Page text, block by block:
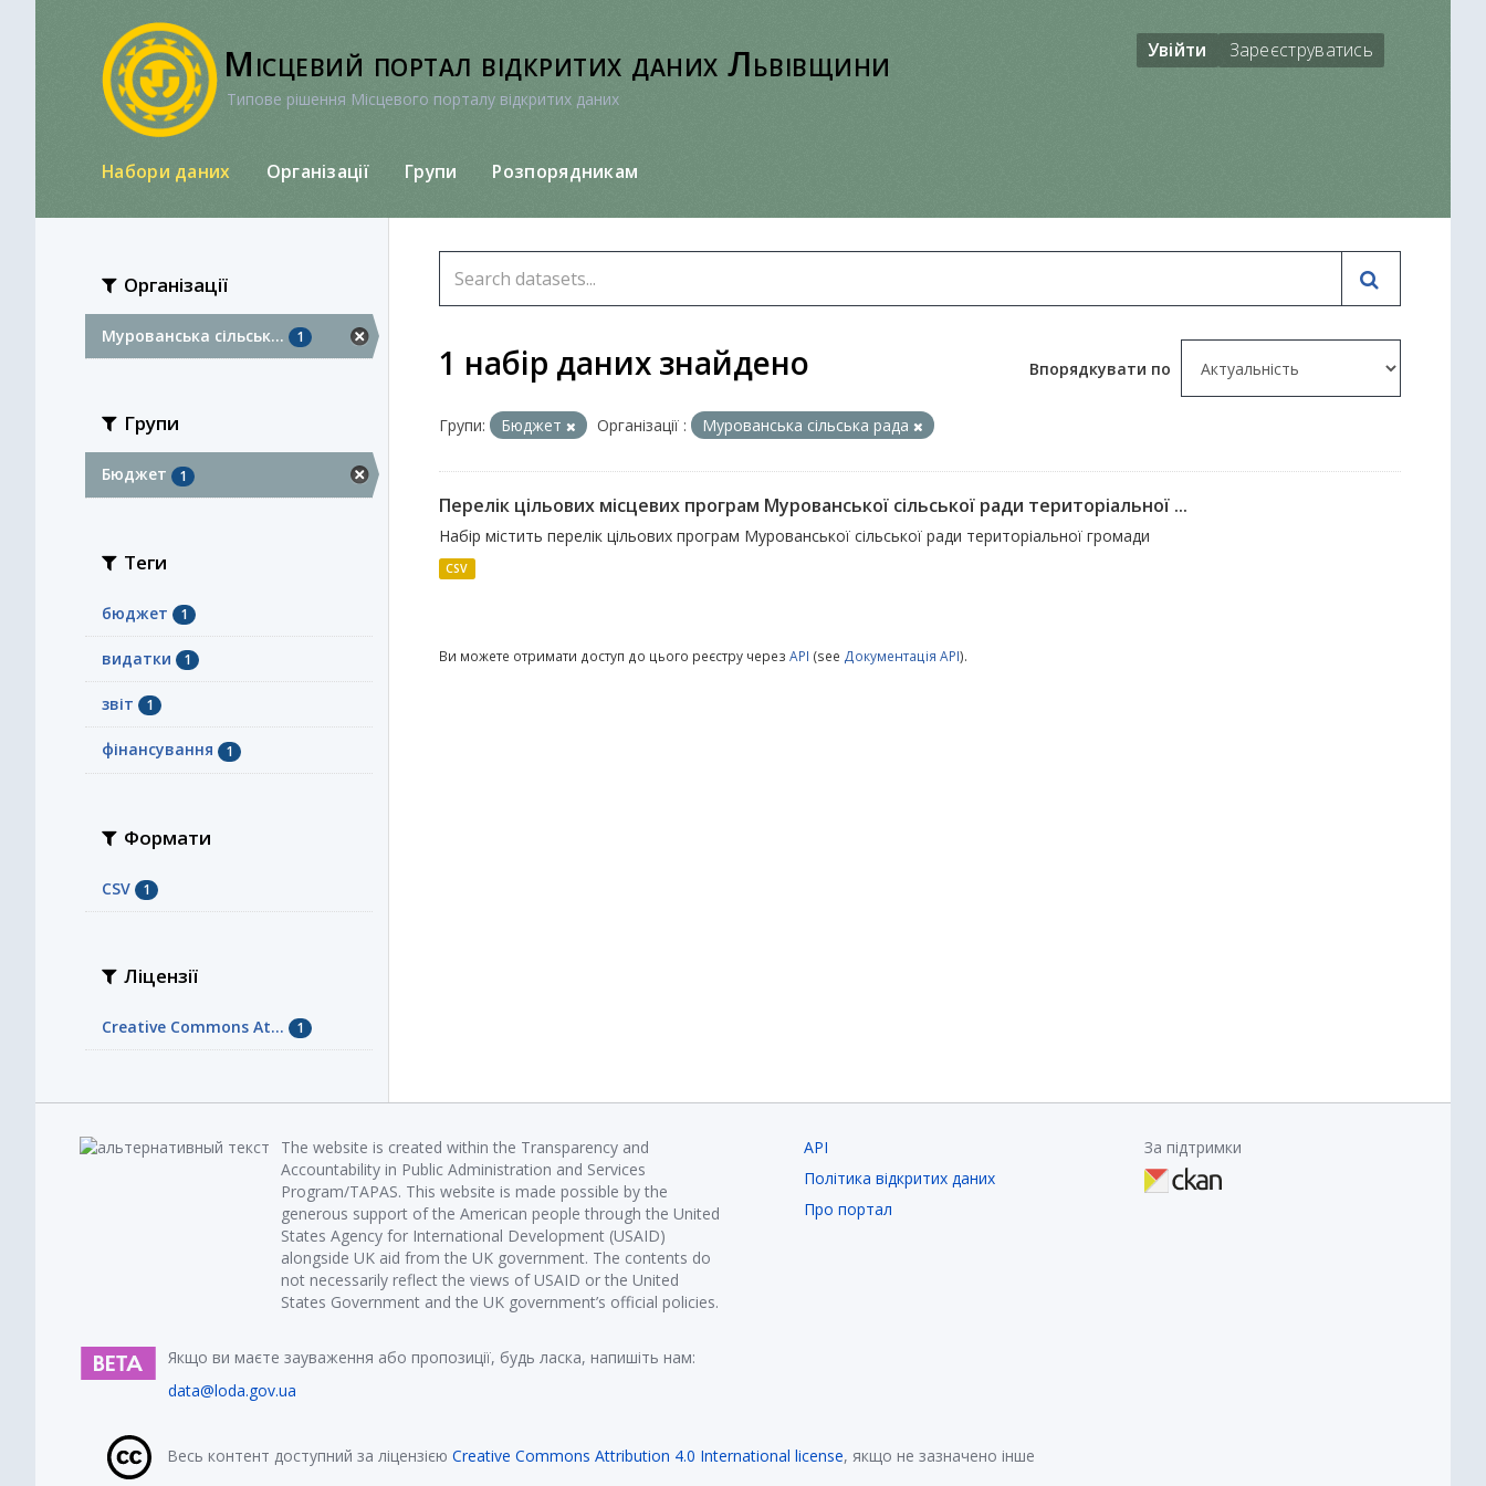
Місцевий портал відкритих даних Львівщини
Типове рішення Місцевого порталу відкритих даних
Увійти Зареєструватись
Набори даних Організації Групи Розпорядникам
Організації
Мурованська сільськ... 1
Групи
Бюджет 1
Теги
бюджет 1
видатки 1
звіт 1
фінансування 1
Формати
CSV 1
Ліцензії
Creative Commons At... 1
Впорядкувати по
1 набір даних знайдено
Групи: Бюджет Організації : Мурованська сільська рада
Перелік цільових місцевих програм Мурованської сільської ради територіальної ...
Набір містить перелік цільових програм Мурованської сільської ради територіальної громади
CSV
Ви можете отримати доступ до цього реєстру через API (see Документація API).
The website is created within the Transparency and
Accountability in Public Administration and Services
Program/TAPAS. This website is made possible by the
generous support of the American people through the United
States Agency for International Development (USAID)
alongside UK aid from the UK government. The contents do
not necessarily reflect the views of USAID or the United
States Government and the UK government’s official policies.
Якщо ви маєте зауваження або пропозиції, будь ласка, напишіть нам:
data@loda.gov.ua
API
Політика відкритих даних
Про портал
За підтримки
Весь контент доступний за ліцензією Creative Commons Attribution 4.0 International license, якщо не зазначено інше